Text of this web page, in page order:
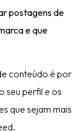
postagens de
e que
conteúdo é por
seu perfil e os
que sejam mais